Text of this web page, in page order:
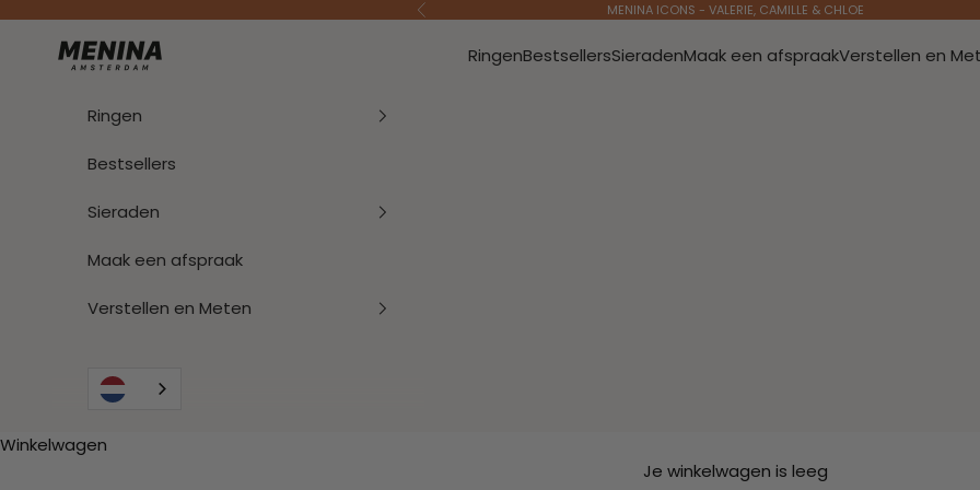
Vorige MENINA ICONS - VALERIE, CAMILLE & CHLOE
Menina Amsterdam RingenBestsellersSieradenMaak een afspraakVerstellen en
Ringen
Bestsellers
Sieraden
Maak een afspraak
Verstellen en Meten
Winkelwagen
Je winkelwagen is leeg